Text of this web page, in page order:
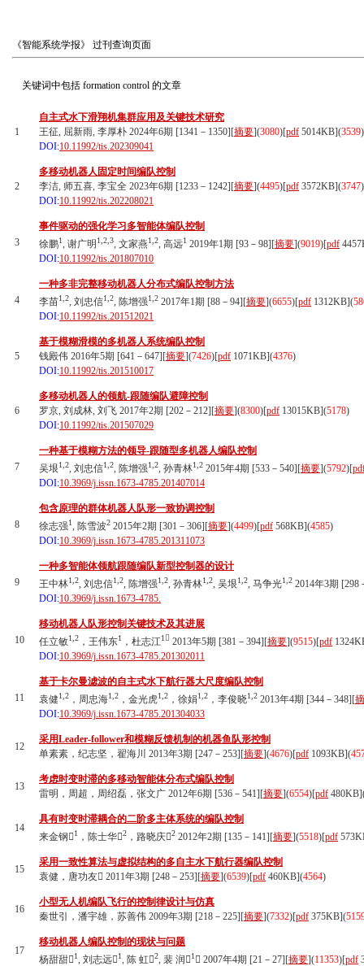
《智能系统学报》 过刊查询页面
关键词中包括 formation control 的文章
1
自主式水下滑翔机集群应用及关键技术研究
王征, 屈新雨, 李厚朴 2024年6期 [1341－1350][摘要](3080)[pdf 5014KB](3539)
DOI:10.11992/tis.202309041
2
多移动机器人固定时间编队控制
李洁, 师五喜, 李宝全 2023年6期 [1233－1242][摘要](4495)[pdf 3572KB](3747)
DOI:10.11992/tis.202208021
3
事件驱动的强化学习多智能体编队控制
徐鹏1, 谢广明 1,2,3, 文家燕1,2, 高远1 2019年1期 [93－98][摘要](9019)[pdf
DOI:10.11992/tis.201807010
4
一种多非完整移动机器人分布式编队控制方法
李苗1,2, 刘忠信1,2, 陈增强1,2 2017年1期 [88－94][摘要](6655)[pdf 1312KB](
DOI:10.11992/tis.201512021
5
基于模糊滑模的多机器人系统编队控制
钱殿伟 2016年5期 [641－647][摘要](7426)[pdf 1071KB](4376)
DOI:10.11992/tis.201510017
6
多移动机器人的领航-跟随编队避障控制
罗京, 刘成林, 刘飞 2017年2期 [202－212][摘要](8300)[pdf 13015KB](5178)
DOI:10.11992/tis.201507029
7
一种基于模糊方法的领导-跟随型多机器人编队控制
吴垠1,2, 刘忠信1,2, 陈增强1,2, 孙青林1,2 2015年4期 [533－540][摘要](5792)[
DOI:10.3969/j.issn.1673-4785.201407014
8
包含原理的群体机器人队形一致协调控制
徐志强1, 陈雪波2 2015年2期 [301－306][摘要](4499)[pdf 568KB](4585)
DOI:10.3969/j.issn.1673-4785.201311073
9
一种多智能体领航跟随编队新型控制器的设计
王中林1,2, 刘忠信1,2, 陈增强1,2, 孙青林1,2, 吴垠1,2, 马争光1,2 2014年3期 [298
DOI:10.3969/j.issn.1673-4785.
10
移动机器人队形控制关键技术及其进展
任立敏1,2 ，王伟东1 ，杜志江1 2013年5期 [381－394][摘要](9515)[pdf
DOI:10.3969/j.issn.1673-4785.201302011
11
基于卡尔曼滤波的自主式水下航行器大尺度编队控制
袁健1,2 ，周忠海1,2 ，金光虎1,2 ，徐娟1,2 ，李俊晓1,2 2013年4期 [344－348][
DOI:10.3969/j.issn.1673-4785.201304033
12
采用Leader-follower和模糊反馈机制的机器鱼队形控制
单素素，纪志坚，翟海川 2013年3期 [247－253][摘要](4676)[pdf 1093KB](
13
考虑时变时滞的多移动智能体分布式编队控制
雷明，周超，周绍磊，张文广 2012年6期 [536－541][摘要](6554)[pdf 480KB]
14
具有时变时滞耦合的二阶多主体系统的编队控制
来金钢1 ，陈士华2 ，路晓庆2 2012年2期 [135－141][摘要](5518)[pdf
15
采用一致性算法与虚拟结构的多自主水下航行器编队控制
袁健，唐功友 2011年3期 [248－253][摘要](6539)[pdf 460KB](4564)
16
小型无人机编队飞行的控制律设计与仿真
秦世引，潘宇雄，苏善伟 2009年3期 [218－225][摘要](7332)[pdf 375KB](
17
移动机器人编队控制的现状与问题
杨甜甜1, 刘志远1, 陈 虹2, 裴 润1  2007年4期 [21－27][摘要](11353)[pdf